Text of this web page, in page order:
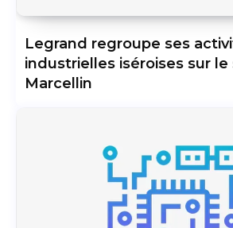
Legrand regroupe ses
industrielles iséroises sur
Marcellin